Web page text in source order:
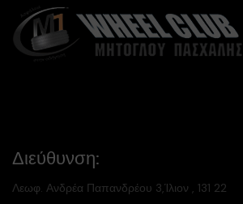
Διεύθυνση:
Λεωφ. Ανδρέα Παπανδρέου 3,Ίλιον , 131 22